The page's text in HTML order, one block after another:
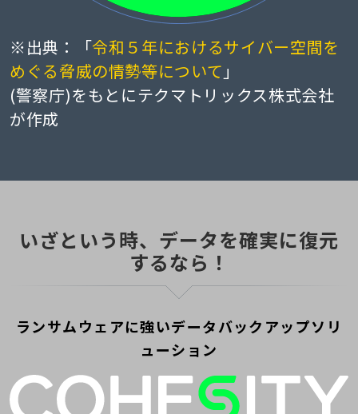
※出典：「令和５年におけるサイバー空間を
めぐる脅威の情勢等について 」
(警察庁)をもとにテクマトリックス株式会社
が作成
いざという時、データを確実に復元
するなら！
ランサムウェアに強いデータバックアップソリ
ューション